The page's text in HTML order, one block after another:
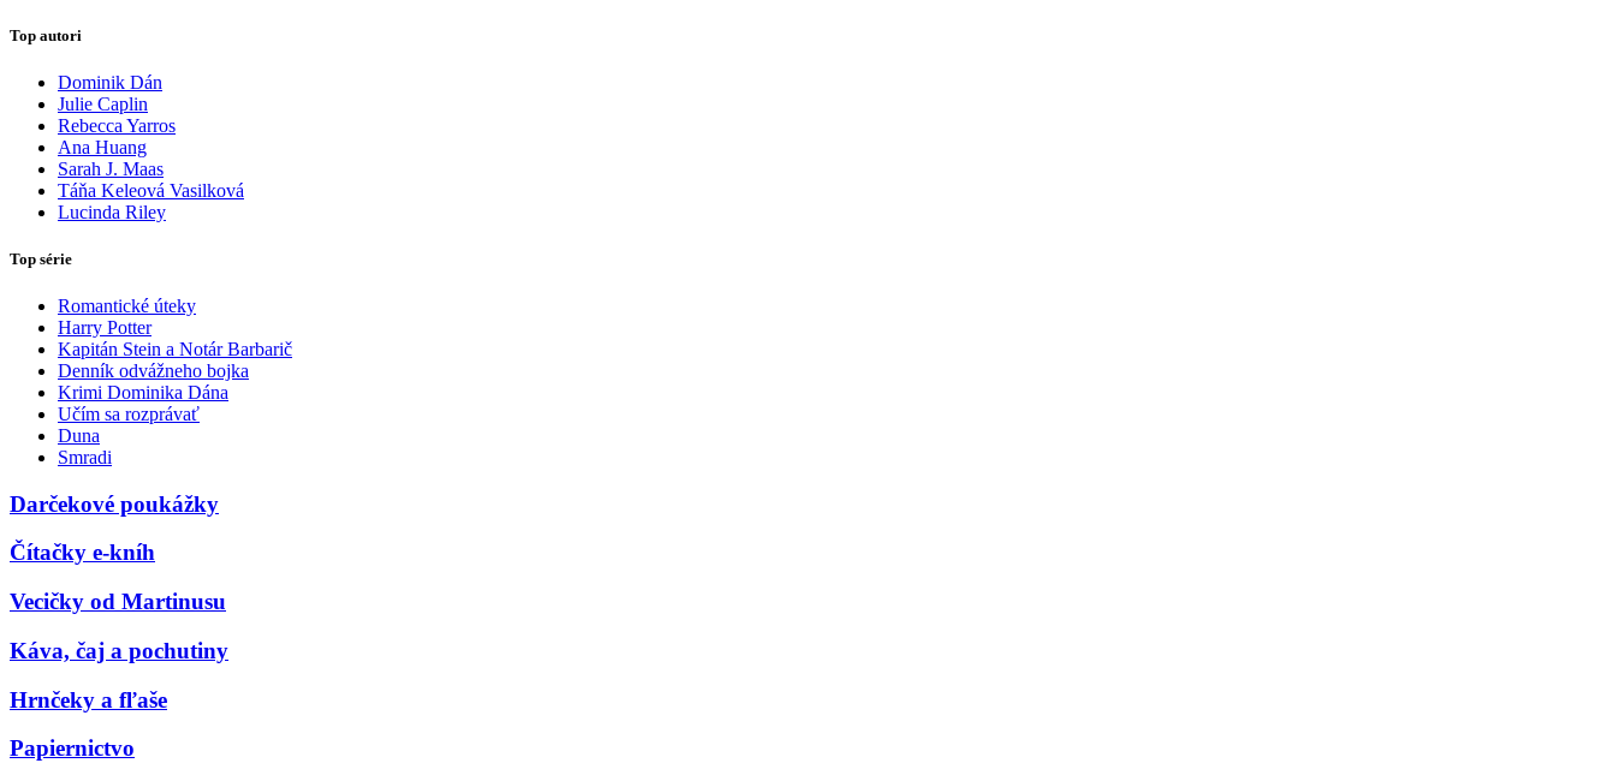
Top autori
Dominik Dán
Julie Caplin
Rebecca Yarros
Ana Huang
Sarah J. Maas
Táňa Keleová Vasilková
Lucinda Riley
Top série
Romantické úteky
Harry Potter
Kapitán Stein a Notár Barbarič
Denník odvážneho bojka
Krimi Dominika Dána
Učím sa rozprávať
Duna
Smradi
Darčekové poukážky
Čítačky e-kníh
Vecičky od Martinusu
Káva, čaj a pochutiny
Hrnčeky a fľaše
Papiernictvo